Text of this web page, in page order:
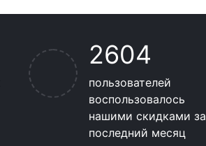
2604
пользователей
воспользовалось
нашими скидками за
последний месяц